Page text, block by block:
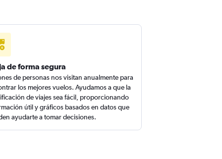
de forma segura
de personas nos visitan anualmente para
los mejores vuelos. Ayudamos a que la
de viajes sea fácil, proporcionando
útil y gráficos basados en datos que
ayudarte a tomar decisiones.